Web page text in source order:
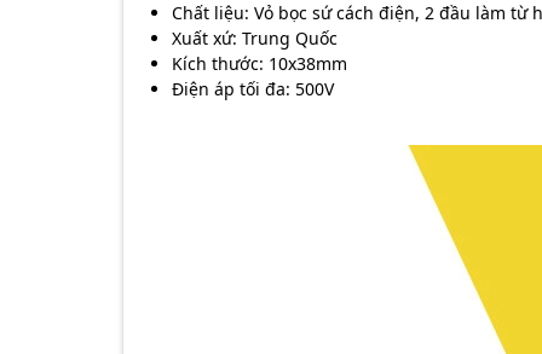
Chất liệu: Vỏ bọc sứ cách điện, 2 đầu làm từ
Xuất xứ: Trung Quốc
Kích thước: 10x38mm
Điện áp tối đa: 500V